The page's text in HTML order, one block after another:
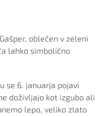
oblečen v zeleni
lahko simbolično
se 6. januarja pojavi
doživljajo kot izgubo ali
lepo, veliko zlato